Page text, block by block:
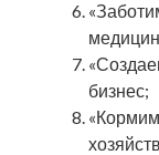
бизнес;